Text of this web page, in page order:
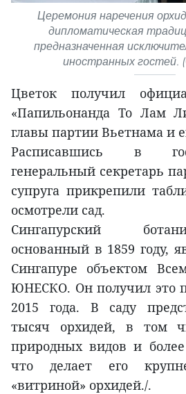
Церемония наречения
дипломатическая
предназначенная
иностранных гостей.
Цветок получил
«Папильонанда То Лам
главы партии Вьетнама и
Расписавшись в
генеральный секретарь
супруга прикрепили
осмотрели сад.
Сингапурский
основанный в 1859 году,
Сингапуре объектом
ЮНЕСКО. Он получил это
2015 года. В саду
тысяч орхидей, в том
природных видов и
что делает его
«витриной» орхидей./.